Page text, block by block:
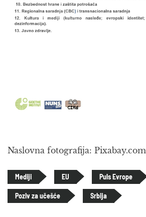
Naslovna fotografija: Pixabay.com
Mediji EU Puls Evrope
Poziv za učešće Srbija